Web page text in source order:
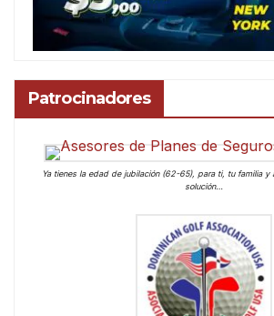
Patrocinadores
Ya tienes la edad de jubilación (62-65), para ti, tu familia y
solución…